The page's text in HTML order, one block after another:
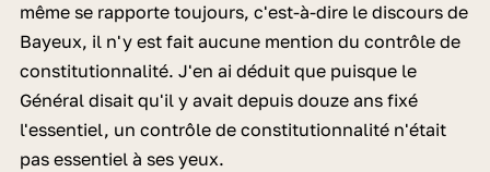
même se rapporte toujours, c'est-à-dire le discours de
Bayeux, il n'y est fait aucune mention du contrôle de
constitutionnalité. J'en ai déduit que puisque le
Général disait qu'il y avait depuis douze ans fixé
l'essentiel, un contrôle de constitutionnalité n'était
pas essentiel à ses yeux.